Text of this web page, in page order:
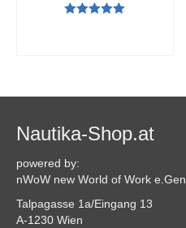
Nautika-Shop.at
powered by:
nWoW new World of Work e.Gen.
Talpagasse 1a/Eingang 13
A-1230 Wien